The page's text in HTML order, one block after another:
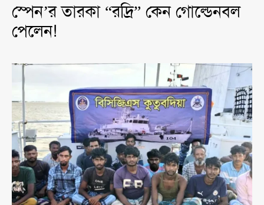
স্পেন’র তারকা “রদ্রি” কেন গোল্ডেনবল
পেলেন!